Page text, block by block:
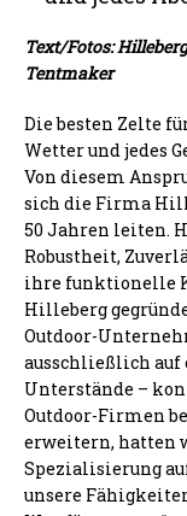
Text/Fotos:
Tentmaker
Die besten Zelte
Wetter und jedes
Von diesem
sich die Firma
50 Jahren leiten.
Robustheit,
ihre funktionelle
Hilleberg
Outdoor-
ausschließlich auf
Unterstände –
Outdoor-Firmen
erweitern, hatten
Spezialisierung
unsere